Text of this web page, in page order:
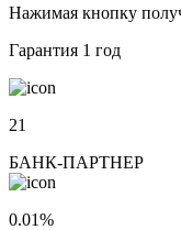
Нажимая кнопку
Гарантия 1 год
21
БАНК-ПАРТНЕР
0.01%